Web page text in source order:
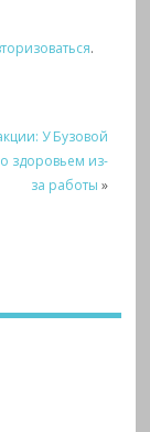
.
У Бузовой
здоровьем из-
за работы »